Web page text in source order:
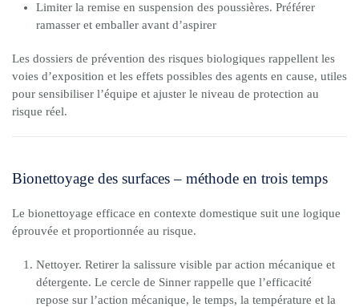
Limiter la remise en suspension des poussières. Préférer
ramasser et emballer avant d’aspirer
Les dossiers de prévention des risques biologiques rappellent les
voies d’exposition et les effets possibles des agents en cause, utiles
pour sensibiliser l’équipe et ajuster le niveau de protection au
risque réel.
Bionettoyage des surfaces – méthode en trois temps
Le bionettoyage efficace en contexte domestique suit une logique
éprouvée et proportionnée au risque.
Nettoyer. Retirer la salissure visible par action mécanique et
détergente. Le cercle de Sinner rappelle que l’efficacité
repose sur l’action mécanique, le temps, la température et la